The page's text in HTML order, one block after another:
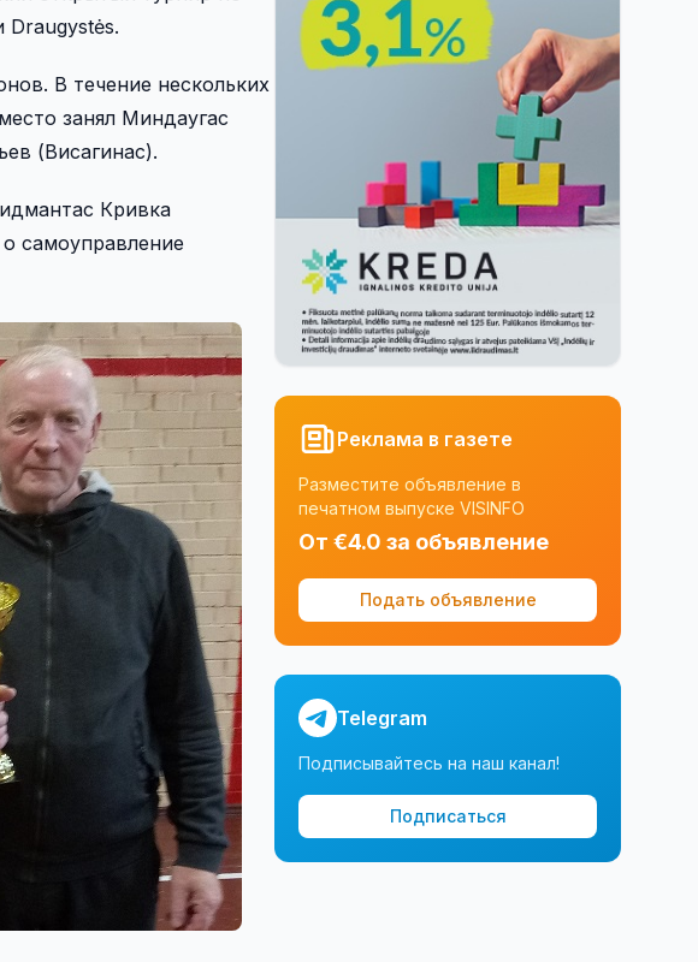
Draugystės.
В течение нескольких
занял Миндаугас
(Висагинас).
Кривка
самоуправление
Реклама в газете
Разместите объявление в
печатном выпуске VISINFO
От €4.0 за объявление
Подать объявление
Telegram
Подписывайтесь на наш канал!
Подписаться